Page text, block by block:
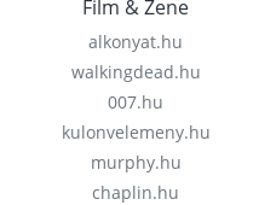
Film & Zene
alkonyat.hu
walkingdead.hu
007.hu
kulonvelemeny.hu
murphy.hu
chaplin.hu